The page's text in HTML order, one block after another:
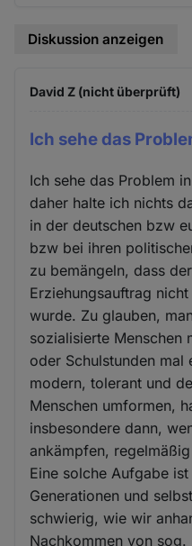
Diskussion anzeigen
David Z (nicht überprüft)
Ich sehe das
Ich sehe das Problem
daher halte ich nichts
in der deutschen bzw
bzw bei ihren
zu bemängeln, dass
Erziehungsauftrag
wurde. Zu glauben,
sozialisierte Menschen
oder Schulstunden mal
modern, tolerant und
Menschen umformen,
insbesondere dann,
ankämpfen,
Eine solche Aufgabe
Generationen und
schwierig, wie wir
Nachkommen von sog.